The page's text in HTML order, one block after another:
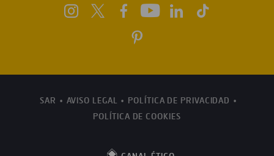
SAR AVISO LEGAL
POLÍTICA DE PRIVACIDAD
POLÍTICA DE COOKIES